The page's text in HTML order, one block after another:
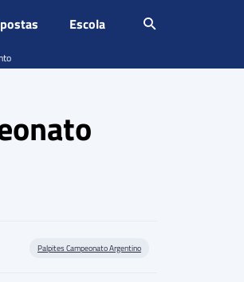
Escola
Palpites Campeonato Argentino